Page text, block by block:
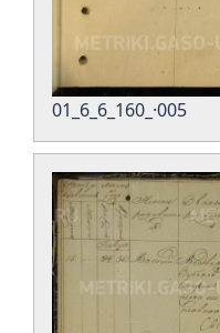
01_6_6_160_·005